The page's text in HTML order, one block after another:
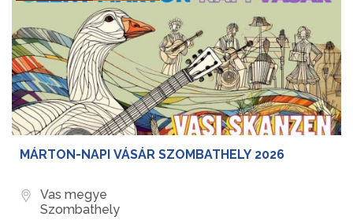
MÁRTON-NAPI VÁSÁR SZOMBATHELY 2026
Vas megye
Szombathely